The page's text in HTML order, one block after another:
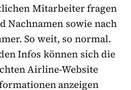
Mitarbeiter fragen
Nachnamen sowie nach
So weit, so normal.
Infos können sich die
Airline-Website
anzeigen